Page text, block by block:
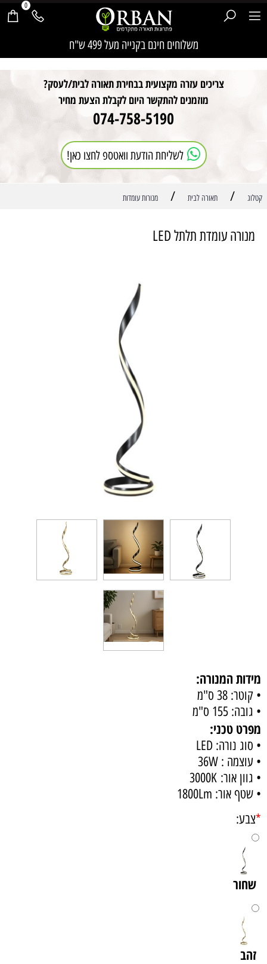
משלוחים חינם בקנייה מעל 499 ש"ח
0
צריכים עזרה מקצועית בבחירת תאורה לבית/לעסק?
מוזמנים להתקשר היום לקבלת הצעת מחיר
074-758-5190
לשליחת הודעת וואטספ לחצו כאן!
קטלוג / תאורה לבית / מנורות עומדות
מנורה עומדת תלתל LED
מידות המנורה:
• קוטר: 38 ס"מ
• גובה: 155 ס"מ
מפרט טכני:
• סוג נורה: LED
• עוצמה : 36W
• גוון אור: 3000K
• שטף אור: 1800Lm
*צבע:
שחור
זהב